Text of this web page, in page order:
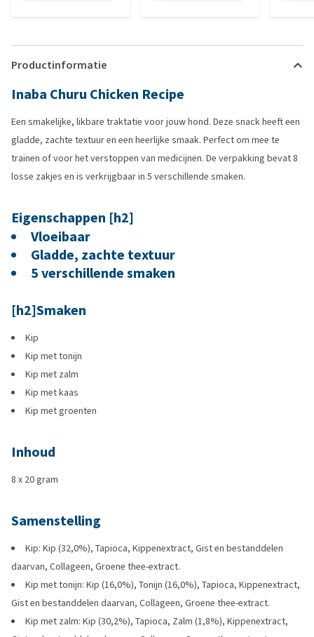
Productinformatie
Inaba Churu Chicken Recipe
Een smakelijke, likbare traktatie voor jouw hond. Deze snack heeft een
gladde, zachte textuur en een heerlijke smaak. Perfect om mee te
trainen of voor het verstoppen van medicijnen. De verpakking bevat 8
losse zakjes en is verkrijgbaar in 5 verschillende smaken.
Eigenschappen [h2]
Vloeibaar
Gladde, zachte textuur
5 verschillende smaken
[h2]Smaken
Kip
Kip met tonijn
Kip met zalm
Kip met kaas
Kip met groenten
Inhoud
8 x 20 gram
Samenstelling
Kip: Kip (32,0%), Tapioca, Kippenextract, Gist en bestanddelen
daarvan, Collageen, Groene thee-extract.
Kip met tonijn: Kip (16,0%), Tonijn (16,0%), Tapioca, Kippenextract,
Gist en bestanddelen daarvan, Collageen, Groene thee-extract.
Kip met zalm: Kip (30,2%), Tapioca, Zalm (1,8%), Kippenextract,